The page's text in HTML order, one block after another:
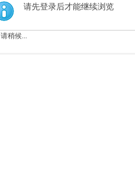
请先登录后才能继续浏览
请稍候...